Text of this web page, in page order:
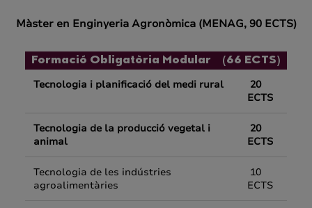
Màster en Enginyeria Agronòmica (MENAG, 90 ECTS)
Formació Obligatòria Modular (66 ECTS)
Tecnologia i planificació del medi rural
20
ECTS
Tecnologia de la producció vegetal i
animal
20
ECTS
Tecnologia de les indústries
agroalimentàries
10
ECTS